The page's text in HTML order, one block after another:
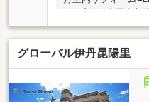
たり良好■全居室収
き眺望良好、開放感
グローバル伊丹昆陽里